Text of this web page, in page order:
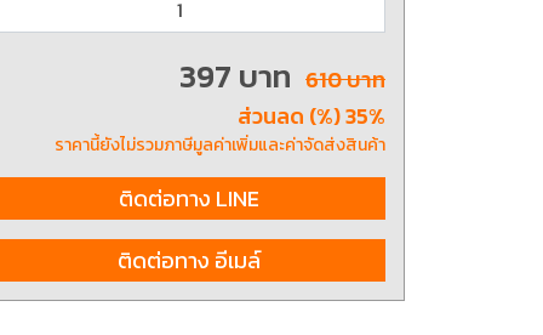
/
4 Metrology / เครื่องมือวัด
ช่าง ประเภทจับ
8 Hand and Assembly Tools /
เครื่องมือช่างสำหรับงานประกอบ
397 บาท 610 บาท
ส่วนลด (%) 35%
ราคานี้ยังไม่รวมภาษีมูลค่าเพิ่มและค่าจัดส่งสินค้า
ติดต่อทาง LINE
ติดต่อทาง อีเมล์